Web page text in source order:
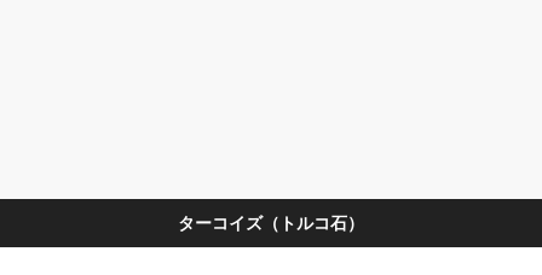
ターコイズ（トルコ石）